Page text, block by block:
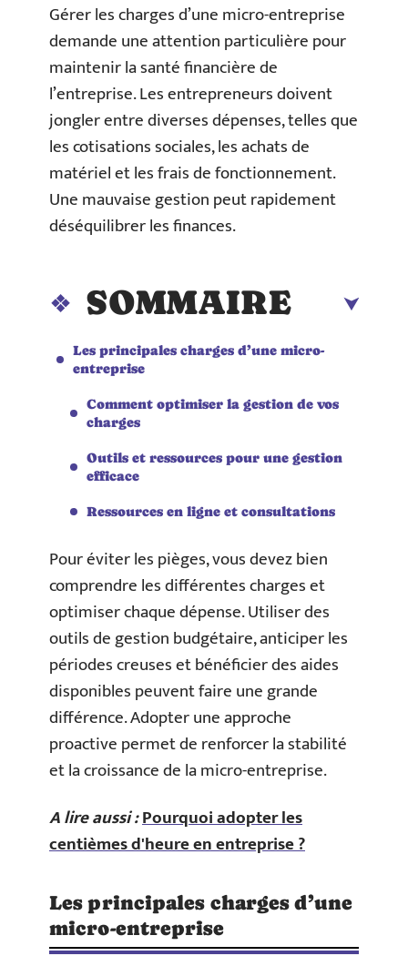
Gérer les charges d’une micro-entreprise
demande une attention particulière pour
maintenir la santé financière de
l’entreprise. Les entrepreneurs doivent
jongler entre diverses dépenses, telles que
les cotisations sociales, les achats de
matériel et les frais de fonctionnement.
Une mauvaise gestion peut rapidement
déséquilibrer les finances.
SOMMAIRE
Les principales charges d’une micro-
entreprise
Comment optimiser la gestion de vos
charges
Outils et ressources pour une gestion
efficace
Ressources en ligne et consultations
Pour éviter les pièges, vous devez bien
comprendre les différentes charges et
optimiser chaque dépense. Utiliser des
outils de gestion budgétaire, anticiper les
périodes creuses et bénéficier des aides
disponibles peuvent faire une grande
différence. Adopter une approche
proactive permet de renforcer la stabilité
et la croissance de la micro-entreprise.
A lire aussi :Pourquoi adopter les
centièmes d'heure en entreprise ?
Les principales charges d’une
micro-entreprise